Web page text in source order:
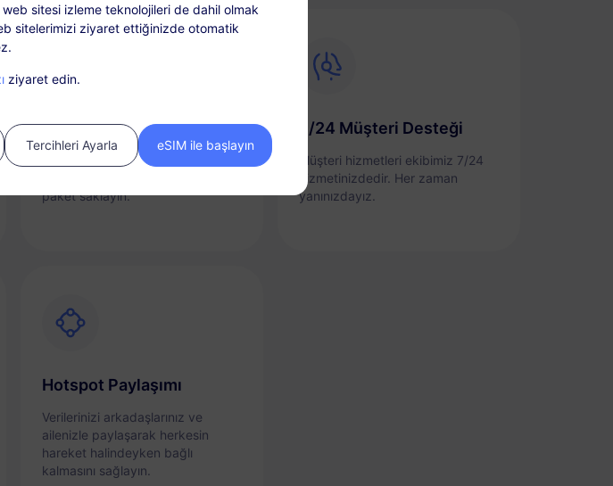
Yükleme Seçeneği
Gerektiğinde veri planınızı kolayca
paket saklayın.
7/24 Müşteri Desteği
Müşteri hizmetleri ekibimiz 7/24
hizmetinizdedir. Her zaman
yanınızdayız.
Hotspot Paylaşımı
Verilerinizi arkadaşlarınız ve
ailenizle paylaşarak herkesin
hareket halindeyken bağlı
kalmasını sağlayın.
sitesi izleme teknolojileri de dahil olmak
sitelerimizi ziyaret ettiğinizde otomatik
ziyaret edin.
Tercihleri Ayarla eSIM ile başlayın